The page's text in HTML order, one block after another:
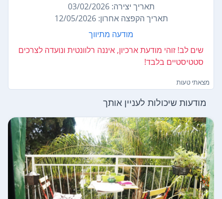
תאריך יצירה: 03/02/2026
תאריך הקפצה אחרון: 12/05/2026
מודעה מתיווך
שים לב! זוהי מודעת ארכיון, איננה רלוונטית ונועדה לצרכים
סטטיסטיים בלבד!
מצאתי טעות
מודעות שיכולות לעניין אותך